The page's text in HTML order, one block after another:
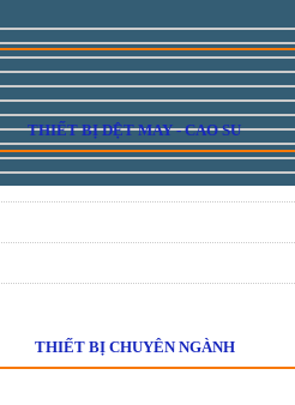
THIẾT BỊ DỆT MAY - CAO SU
THIẾT BỊ CHUYÊN NGÀNH